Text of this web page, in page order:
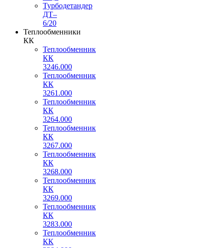
Турбодетандер
ДТ–
6/20
Теплообменники
КК
Теплообменник
КК
3246.000
Теплообменник
КК
3261.000
Теплообменник
КК
3264.000
Теплообменник
КК
3267.000
Теплообменник
КК
3268.000
Теплообменник
КК
3269.000
Теплообменник
КК
3283.000
Теплообменник
КК